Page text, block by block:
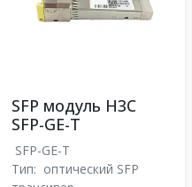
SFP модуль H3C
SFP-GE-T
SFP-GE-T
Тип: оптический SFP